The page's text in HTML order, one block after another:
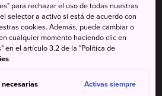
profundidades del acuario de
para rechazar el uso de todas nuestras
selector a activo si está de acuerdo con
cookies. Además, puede cambiar o
cualquier momento haciendo clic en
en el artículo 3.2 de la "Política de
Activas siempre